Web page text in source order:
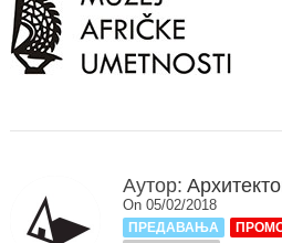
Аутор:
On 05/02/2018
ПРЕДАВАЊА